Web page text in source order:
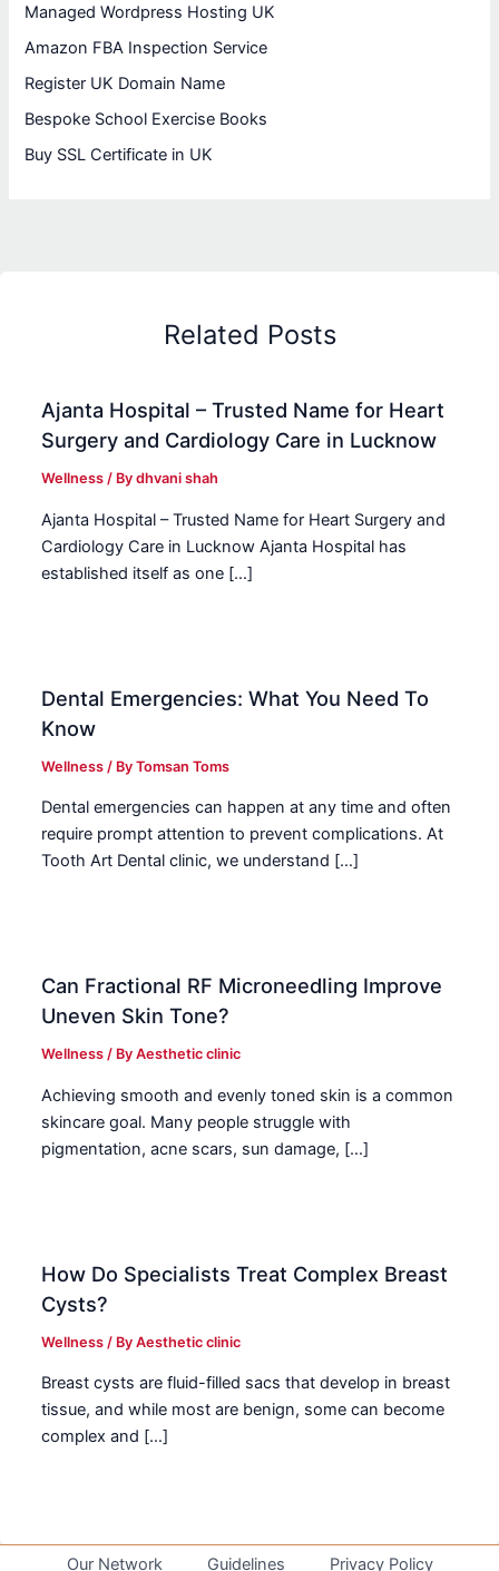
Managed Wordpress Hosting UK
Amazon FBA Inspection Service
Register UK Domain Name
Bespoke School Exercise Books
Buy SSL Certificate in UK
Related Posts
Ajanta Hospital – Trusted Name for Heart
Surgery and Cardiology Care in Lucknow
Wellness / Bydhvani shah
Ajanta Hospital – Trusted Name for Heart Surgery and
Cardiology Care in Lucknow Ajanta Hospital has
established itself as one […]
Dental Emergencies: What You Need To
Know
Wellness / ByTomsan Toms
Dental emergencies can happen at any time and often
require prompt attention to prevent complications. At
Tooth Art Dental clinic, we understand […]
Can Fractional RF Microneedling Improve
Uneven Skin Tone?
Wellness / ByAesthetic clinic
Achieving smooth and evenly toned skin is a common
skincare goal. Many people struggle with
pigmentation, acne scars, sun damage, […]
How Do Specialists Treat Complex Breast
Cysts?
Wellness / ByAesthetic clinic
Breast cysts are fluid-filled sacs that develop in breast
tissue, and while most are benign, some can become
complex and […]
Our Network Guidelines Privacy Policy